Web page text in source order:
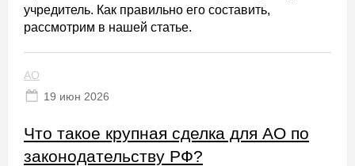
учредитель. Как правильно его составить,
рассмотрим в нашей статье.
АО
19 июн 2026
Что такое крупная сделка для АО по
законодательству РФ?